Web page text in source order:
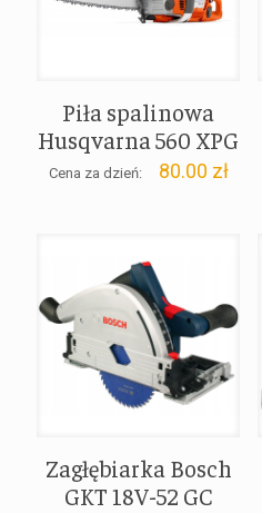
Piła spalinowa
Husqvarna 560 XPG
Cena za dzień: 80.00 zł
Zagłębiarka Bosch
GKT 18V-52 GC